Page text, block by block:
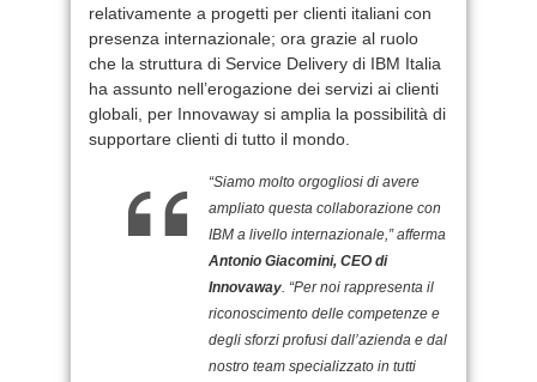
relativamente a progetti per clienti italiani con
presenza internazionale; ora grazie al ruolo
che la struttura di Service Delivery di IBM Italia
ha assunto nell’erogazione dei servizi ai clienti
globali, per Innovaway si amplia la possibilità di
supportare clienti di tutto il mondo.
“Siamo molto orgogliosi di avere
ampliato questa collaborazione con
IBM a livello internazionale,” afferma
Antonio Giacomini, CEO di
Innovaway. “Per noi rappresenta il
riconoscimento delle competenze e
degli sforzi profusi dall’azienda e dal
nostro team specializzato in tutti